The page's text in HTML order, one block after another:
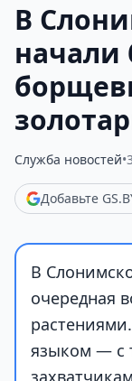
В
начали
Служба новостей•
Добавьте
В
очередная
языком — с